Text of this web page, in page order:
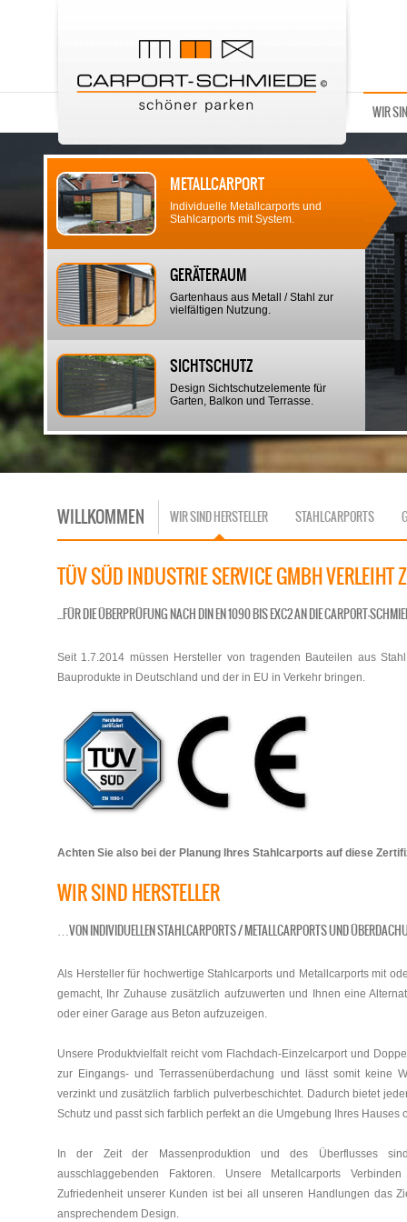
WIR
METALLCARPORT
Individuelle Metallcarports und
Stahlcarports mit System.
GERÄTERAUM
Gartenhaus aus Metall / Stahl zur
vielfältigen Nutzung.
SICHTSCHUTZ
Design Sichtschutzelemente für
Garten, Balkon und Terrasse.
WILLKOMMEN WIR SIND HERSTELLER STAHLCARPORTS
TÜV SÜD INDUSTRIE SERVICE GMBH VERLEIHT
...FÜR DIE ÜBERPRÜFUNG NACH DIN EN 1090 BIS EXC2 AN DIE CARPORT-
Seit 1.7.2014 müssen Hersteller von tragenden Bauteilen aus
Bauprodukte in Deutschland und der in EU in Verkehr bringen.
Achten Sie also bei der Planung Ihres Stahlcarports auf diese
WIR SIND HERSTELLER
…VON INDIVIDUELLEN STAHLCARPORTS / METALLCARPORTS UND
Als Hersteller für hochwertige Stahlcarports und Metallcarports mit
gemacht, Ihr Zuhause zusätzlich aufzuwerten und Ihnen eine
oder einer Garage aus Beton aufzuzeigen.
Unsere Produktvielfalt reicht vom Flachdach-Einzelcarport und
zur Eingangs- und Terrassenüberdachung und lässt somit keine
verzinkt und zusätzlich farblich pulverbeschichtet. Dadurch bietet
Schutz und passt sich farblich perfekt an die Umgebung Ihres Hauses
In der Zeit der Massenproduktion und des Überflusses
ausschlaggebenden Faktoren. Unsere Metallcarports
Zufriedenheit unserer Kunden ist bei all unseren Handlungen das
ansprechendem Design.